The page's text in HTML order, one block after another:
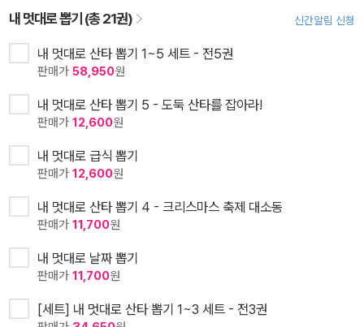
내 멋대로 뽑기 (총 21권) 신간알림 신청
내 멋대로 산타 뽑기 1~5 세트 - 전5권
판매가 58,950원
내 멋대로 산타 뽑기 5 - 도둑 산타를 잡아라!
판매가 12,600원
내 멋대로 급식 뽑기
판매가 12,600원
내 멋대로 산타 뽑기 4 - 크리스마스 축제 대소동
판매가 11,700원
내 멋대로 날짜 뽑기
판매가 11,700원
[세트] 내 멋대로 산타 뽑기 1~3 세트 - 전3권